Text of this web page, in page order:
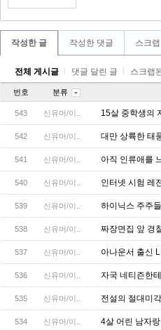
작성한 글 작성한 댓글 스크
전체 게시글 댓글 달린 글 스크랩
번호 분류
543 신유머/이.. 15살 중학생의
542 신유머/이.. 대만 상륙한 태
541 신유머/이.. 아직 인류애를
540 신유머/이.. 인터넷 시험 레
539 신유머/이.. 하이닉스 주주
538 신유머/이.. 짜장면집 앞 경
537 신유머/이.. 아나운서 출신
536 신유머/이.. 자국 네티즌한
535 신유머/이.. 전설의 절대미
534 신유머/이.. 4살 어린 남자